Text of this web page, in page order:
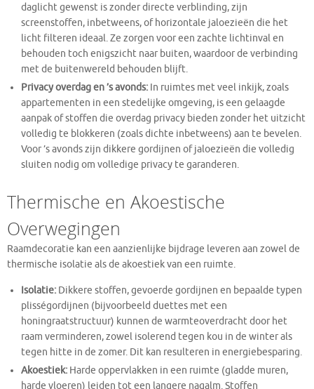
daglicht gewenst is zonder directe verblinding, zijn
screenstoffen, inbetweens, of horizontale jaloezieën die het
licht filteren ideaal. Ze zorgen voor een zachte lichtinval en
behouden toch enigszicht naar buiten, waardoor de verbinding
met de buitenwereld behouden blijft.
Privacy overdag en ’s avonds: In ruimtes met veel inkijk, zoals
appartementen in een stedelijke omgeving, is een gelaagde
aanpak of stoffen die overdag privacy bieden zonder het uitzicht
volledig te blokkeren (zoals dichte inbetweens) aan te bevelen.
Voor ’s avonds zijn dikkere gordijnen of jaloezieën die volledig
sluiten nodig om volledige privacy te garanderen.
Thermische en Akoestische
Overwegingen
Raamdecoratie kan een aanzienlijke bijdrage leveren aan zowel de
thermische isolatie als de akoestiek van een ruimte.
Isolatie: Dikkere stoffen, gevoerde gordijnen en bepaalde typen
plisségordijnen (bijvoorbeeld duettes met een
honingraatstructuur) kunnen de warmteoverdracht door het
raam verminderen, zowel isolerend tegen kou in de winter als
tegen hitte in de zomer. Dit kan resulteren in energiebesparing.
Akoestiek: Harde oppervlakken in een ruimte (gladde muren,
harde vloeren) leiden tot een langere nagalm. Stoffen